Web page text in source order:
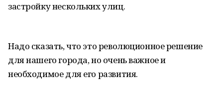
застройку нескольких улиц.
Надо сказать, что это революционное решение
для нашего города, но очень важное и
необходимое для его развития.